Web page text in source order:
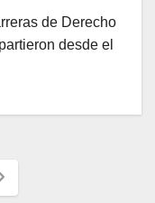
de Derecho
desde el